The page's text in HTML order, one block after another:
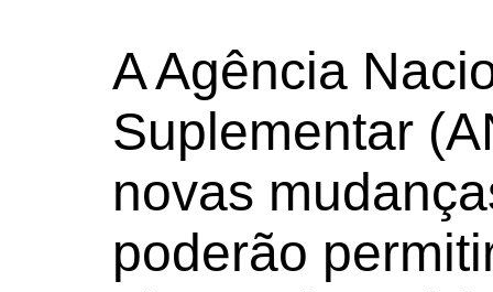
A Agência
Suplementar
novas
poderão